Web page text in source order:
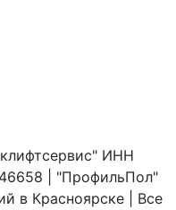
ИНН
| "ПрофильПол"
в Красноярске | Все